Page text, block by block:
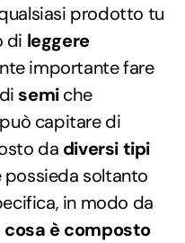
prodotto tu
di leggere
importante fare
semiche
capitare di
da diversi tipi
possieda soltanto
in modo da
cosa è composto